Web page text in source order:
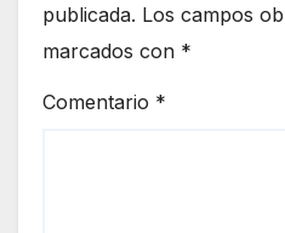
publicada. Los campos
marcados con *
Comentario *